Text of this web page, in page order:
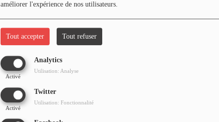
améliorer l'expérience de nos utilisateurs.
Tout accepter Tout refuser
Analytics
Activé
Utilisation: Analyse
Twitter
Activé
Utilisation: Fonctionnalité